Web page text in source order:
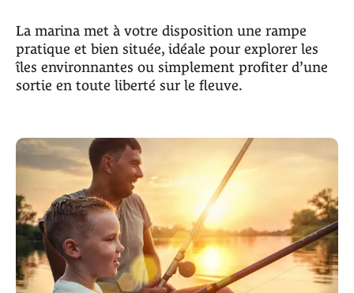
La marina met à votre disposition une rampe
pratique et bien située, idéale pour explorer les
îles environnantes ou simplement profiter d’une
sortie en toute liberté sur le fleuve.